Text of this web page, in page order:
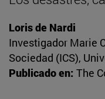
Loris de Nardi
Investigador Marie
Sociedad (ICS),
Publicado en: The